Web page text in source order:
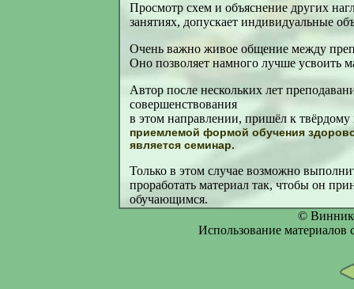
Просмотр схем и объяснение других
занятиях, допускает индивидуальные
Очень важно живое общение между
Оно позволяет намного лучше усвоить
Автор после нескольких лет
совершенствования
в этом направлении, пришёл к
приемлемой формой обучения
является семинар.
Только в этом случае возможно
проработать материал так, чтобы он
обучающимся.
©
Использование материалов